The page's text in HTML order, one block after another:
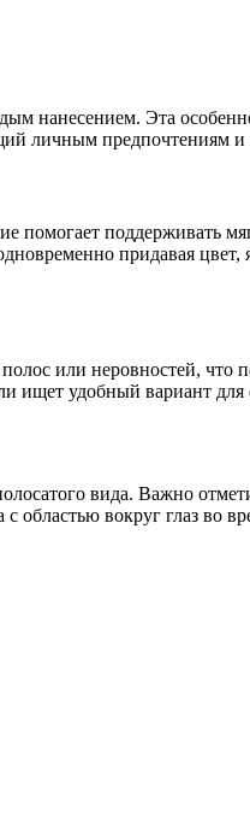
нанесением. Эта
личным предпочтениям и
поддерживать
придавая
или неровностей, что
ищет удобный вариант
вида. Важно
областью вокруг глаз во